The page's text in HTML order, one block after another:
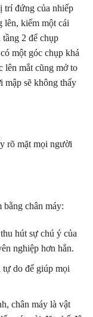
trí đứng của nhiếp
lên, kiếm một cái
tầng 2 để chụp
một góc chụp khá
lên mắt cũng mở to
mập sẽ không thấy
rõ mặt mọi người
bằng chân máy:
hút sự chú ý của
nghiệp hơn hẳn.
tự do để giúp mọi
chân máy là vật